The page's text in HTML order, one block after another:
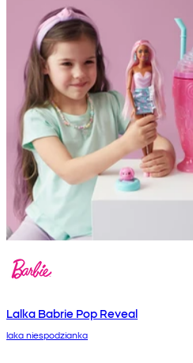
Lalka Babrie Pop Reveal
laka niespodzianka